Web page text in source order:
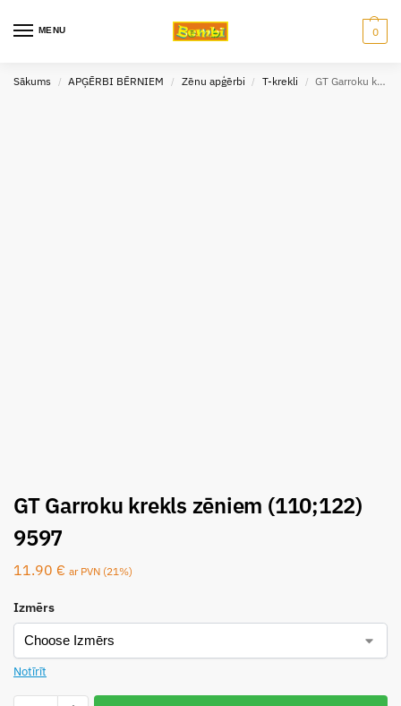
MENU 0
Sākums / APĢĒRBI BĒRNIEM / Zēnu apģērbi / T-krekli / GT Garroku krekls zēniem (110;122) 9597
GT Garroku krekls zēniem (110;122)
9597
11.90 € ar PVN (21%)
Izmērs
Notīrīt